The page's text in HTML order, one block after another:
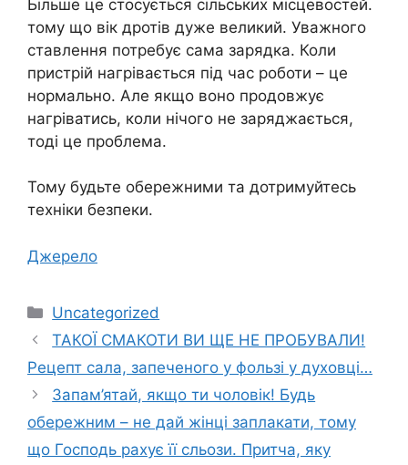
Більше це стосується сільських місцевостей.
тому що вік дротів дуже великий. Уважного
ставлення потребує сама зарядка. Коли
пристрій нагрівається під час роботи – це
нормально. Але якщо воно продовжує
нагріватись, коли нічого не заряджається,
тоді це проблема.
Тому будьте обережними та дотримуйтесь
техніки безпеки.
Джерело
Категорії
Uncategorized
ТАКОЇ СМАКОТИ ВИ ЩЕ НЕ ПРОБУВАЛИ!
Рецепт сала, запеченого у фользі у духовці…
Запaм’ятай, якщо ти чоловік! Будь
обережним – не дай жінці заплакати, тому
що Господь рахує її сльози. Притча, яку